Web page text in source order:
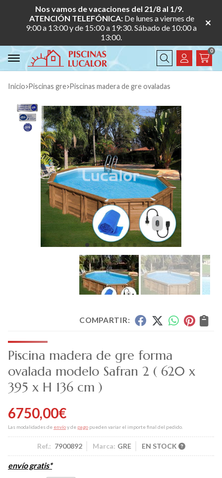
Nos vamos de vacaciones del 21/8 al 1/9.
ATENCIÓN TELEFÓNICA: De lunes a viernes de
9:00 a 13:00 y de 15:00 a 19:30. Sábado de 10:00 a
13:00.
Buscar
0
Inicio piscinas gre piscinas madera de gre ovaladas
COMPARTIR:
Piscina madera de gre forma
ovalada modelo Safran 2 ( 620 x
395 x H 136 cm )
6750,00€
Las modalidades de envíoy de pago pueden variar el importe final del pedido.
Ref.: 7900892 Marca: GRE EN STOCK
envío gratis*